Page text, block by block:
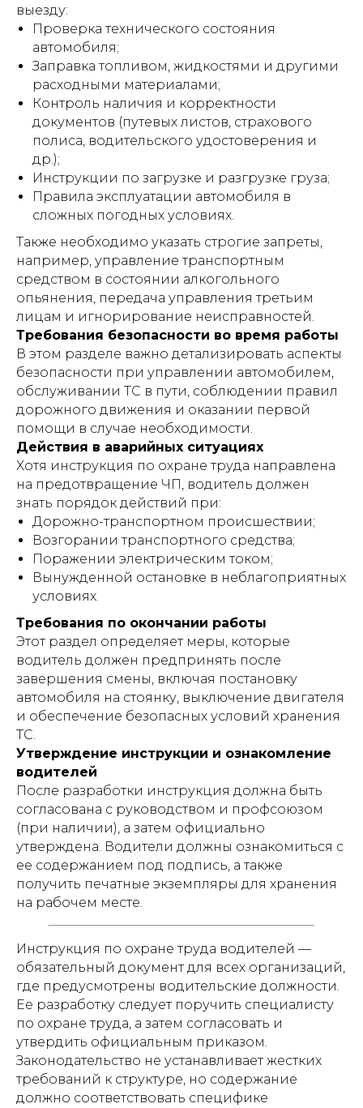
выезду:
Проверка технического состояния
автомобиля;
Заправка топливом, жидкостями и другими
расходными материалами;
Контроль наличия и корректности
документов (путевых листов, страхового
полиса, водительского удостоверения и
др.);
Инструкции по загрузке и разгрузке груза;
Правила эксплуатации автомобиля в
сложных погодных условиях.
Также необходимо указать строгие запреты,
например, управление транспортным
средством в состоянии алкогольного
опьянения, передача управления третьим
лицам и игнорирование неисправностей.
Требования безопасности во время работы
В этом разделе важно детализировать аспекты
безопасности при управлении автомобилем,
обслуживании ТС в пути, соблюдении правил
дорожного движения и оказании первой
помощи в случае необходимости.
Действия в аварийных ситуациях
Хотя инструкция по охране труда направлена
на предотвращение ЧП, водитель должен
знать порядок действий при:
Дорожно-транспортном происшествии;
Возгорании транспортного средства;
Поражении электрическим током;
Вынужденной остановке в неблагоприятных
условиях.
Требования по окончании работы
Этот раздел определяет меры, которые
водитель должен предпринять после
завершения смены, включая постановку
автомобиля на стоянку, выключение двигателя
и обеспечение безопасных условий хранения
ТС.
Утверждение инструкции и ознакомление
водителей
После разработки инструкция должна быть
согласована с руководством и профсоюзом
(при наличии), а затем официально
утверждена. Водители должны ознакомиться с
ее содержанием под подпись, а также
получить печатные экземпляры для хранения
на рабочем месте.
Инструкция по охране труда водителей —
обязательный документ для всех организаций,
где предусмотрены водительские должности.
Ее разработку следует поручить специалисту
по охране труда, а затем согласовать и
утвердить официальным приказом.
Законодательство не устанавливает жестких
требований к структуре, но содержание
должно соответствовать специфике